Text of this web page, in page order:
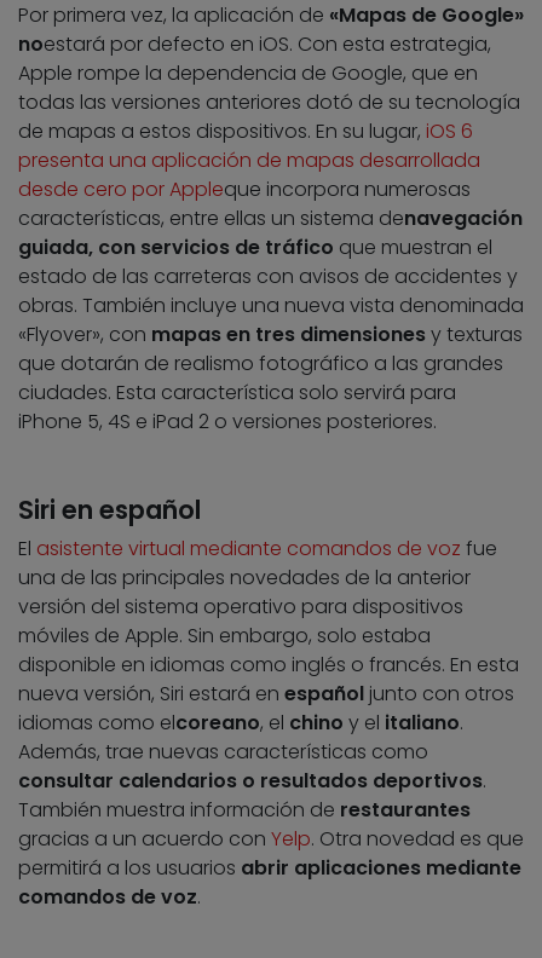
Por primera vez, la aplicación de «Mapas de Google»
noestará por defecto en iOS. Con esta estrategia,
Apple rompe la dependencia de Google, que en
todas las versiones anteriores dotó de su tecnología
de mapas a estos dispositivos. En su lugar, iOS 6
presenta una aplicación de mapas desarrollada
desde cero por Appleque incorpora numerosas
características, entre ellas un sistema denavegación
guiada, con servicios de tráfico que muestran el
estado de las carreteras con avisos de accidentes y
obras. También incluye una nueva vista denominada
«Flyover», con mapas en tres dimensionesy texturas
que dotarán de realismo fotográfico a las grandes
ciudades. Esta característica solo servirá para
iPhone 5, 4S e iPad 2 o versiones posteriores.
Siri en español
El asistente virtual mediante comandos de voz fue
una de las principales novedades de la anterior
versión del sistema operativo para dispositivos
móviles de Apple. Sin embargo, solo estaba
disponible en idiomas como inglés o francés. En esta
nueva versión, Siri estará en español junto con otros
idiomas como elcoreano, el chino y el italiano.
Además, trae nuevas características como
consultar calendarios o resultados deportivos.
También muestra información de restaurantes
gracias a un acuerdo con Yelp. Otra novedad es que
permitirá a los usuarios abrir aplicaciones mediante
comandos de voz.